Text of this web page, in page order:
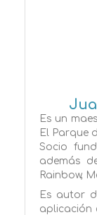
Es un
El Parque
Socio
además
Rainbow,
Es autor
aplicación